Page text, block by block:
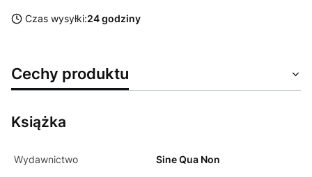
Czas wysyłki:24 godziny
Cechy produktu
Książka
Wydawnictwo Sine Qua Non